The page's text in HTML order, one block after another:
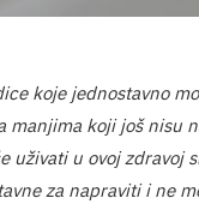
koje jednostavno
manjima koji još nisu
uživati u ovoj zdravoj
za napraviti i ne